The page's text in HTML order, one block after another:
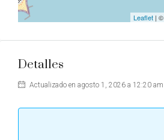
Leaflet | ©
Detalles
Actualizado en agosto 1, 2026 a 12:20 am